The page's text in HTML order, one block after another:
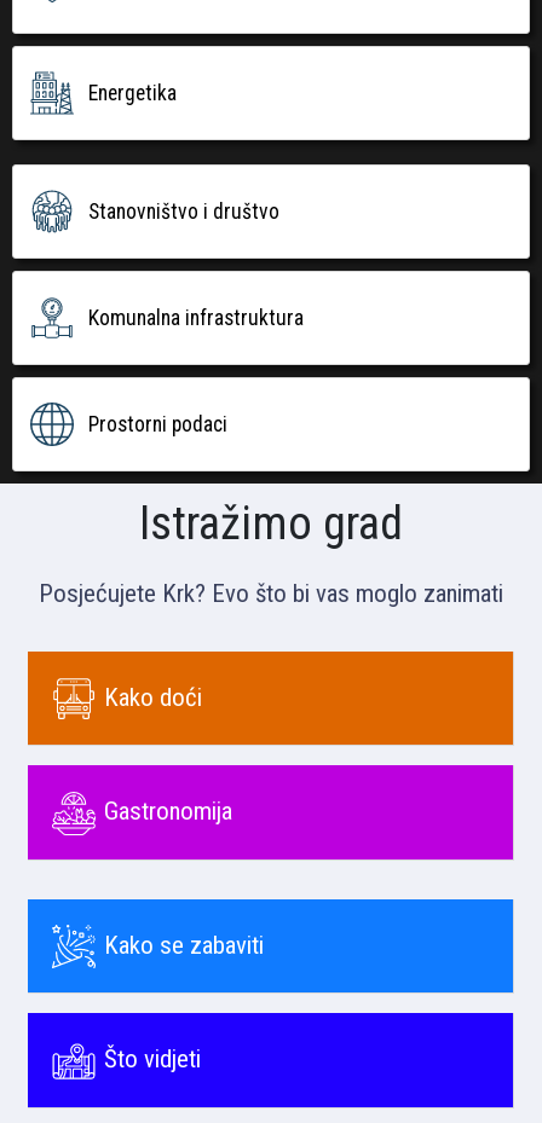
Energetika
Stanovništvo i društvo
Komunalna infrastruktura
Prostorni podaci
Istražimo grad
Posjećujete Krk? Evo što bi vas moglo zanimati
Kako doći
Gastronomija
Kako se zabaviti
Što vidjeti